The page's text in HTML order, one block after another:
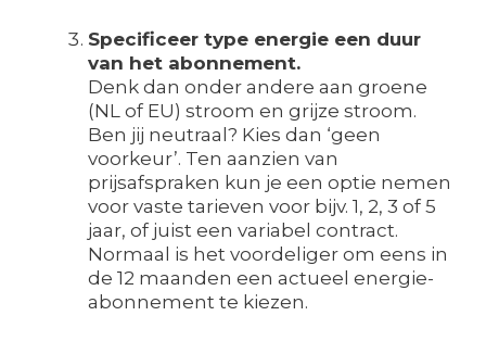
Specificeer type energie een duur
van het abonnement.
Denk dan onder andere aan groene
(NL of EU) stroom en grijze stroom.
Ben jij neutraal? Kies dan ‘geen
voorkeur’. Ten aanzien van
prijsafspraken kun je een optie nemen
voor vaste tarieven voor bijv. 1, 2, 3 of 5
jaar, of juist een variabel contract.
Normaal is het voordeliger om eens in
de 12 maanden een actueel energie-
abonnement te kiezen.